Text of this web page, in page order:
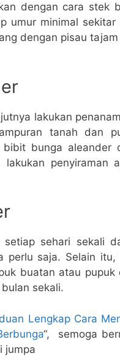
dengan cara stek
umur minimal
dengan pisau
lakukan
tanah dan
bunga aleander
lakukan penyiraman
sehari sekali
saja. Selain itu,
buatan atau pupuk
sekali.
Lengkap Cara
“, semoga
jumpa